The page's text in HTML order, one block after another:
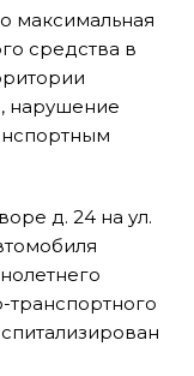
максимальная
средства в
нарушение
д. 24 на ул.
транспортного